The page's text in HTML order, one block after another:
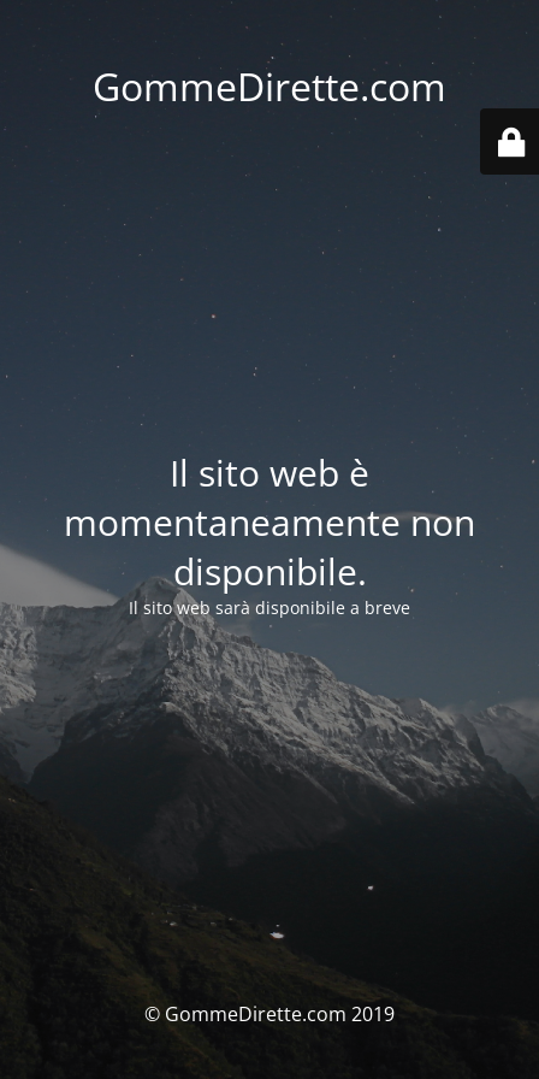
GommeDirette.com
Il sito web è
momentaneamente non
disponibile.
Il sito web sarà disponibile a breve
© GommeDirette.com 2019